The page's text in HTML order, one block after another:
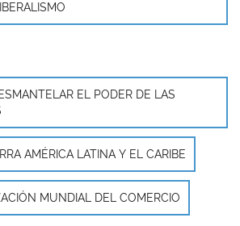
EL PODER DE LAS
AMÉRICA LATINA Y EL CARIBE
MUNDIAL DEL COMERCIO